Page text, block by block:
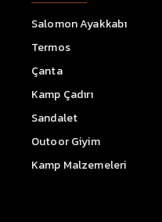
Salomon Ayakkabı
Termos
Çanta
Kamp Çadırı
Sandalet
Outoor Giyim
Kamp Malzemeleri